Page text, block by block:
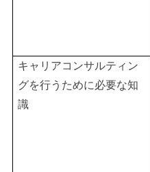
キャリアコンサルティン
グを行うために必要な知
識